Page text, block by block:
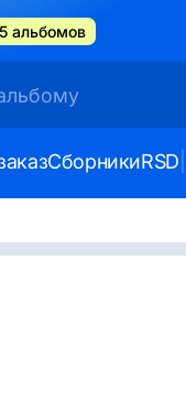
альбомов
СборникиRSD